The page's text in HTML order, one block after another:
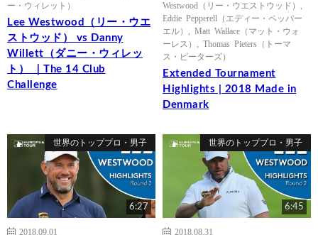
ー・ウィレット）
Lee Westwood（リー・ウエ
ストウッド） vs Danny
Willett（ダニー・ウィレッ
ト） ｜The 14 Club
Challenge
Westwood（リー・ウエストウッド）
Eddie Pepperell（エディー・ペッパー
エル）
Matt Wallace（マット・ウォ
ーレス）
Thomas Pieters（トーマ
ス・ピーターズ）
Extended Tournament
Highlights | 2018 Made in
Denmark
世界のトッププロ・男子
6:27
2018.09.01
世界のトッププロ・男子
6:45
2018.08.31